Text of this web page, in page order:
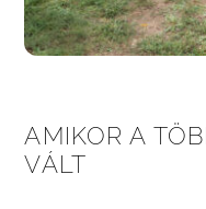
AMIKOR A
VÁLT